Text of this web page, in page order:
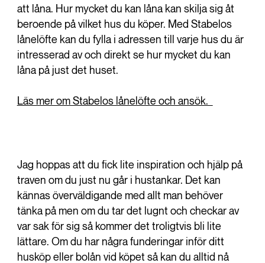
att låna. Hur mycket du kan låna kan skilja sig åt
beroende på vilket hus du köper. Med Stabelos
lånelöfte kan du fylla i adressen till varje hus du är
intresserad av och direkt se hur mycket du kan
låna på just det huset.
Läs mer om Stabelos lånelöfte och ansök.
Jag hoppas att du fick lite inspiration och hjälp på
traven om du just nu går i hustankar. Det kan
kännas överväldigande med allt man behöver
tänka på men om du tar det lugnt och checkar av
var sak för sig så kommer det troligtvis bli lite
lättare. Om du har några funderingar inför ditt
husköp eller bolån vid köpet så kan du alltid nå